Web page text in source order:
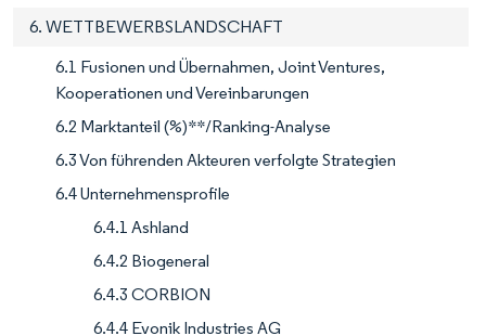
6. WETTBEWERBSLANDSCHAFT
6.1 Fusionen und Übernahmen, Joint Ventures,
Kooperationen und Vereinbarungen
6.2 Marktanteil (%)**/Ranking-Analyse
6.3 Von führenden Akteuren verfolgte Strategien
6.4 Unternehmensprofile
6.4.1 Ashland
6.4.2 Biogeneral
6.4.3 CORBION
6.4.4 Evonik Industries AG